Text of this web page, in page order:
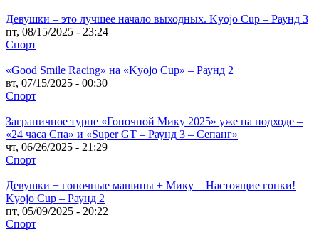
Девушки – это лучшее начало выходных. Kyojo Cup – Раунд 3
пт, 08/15/2025 - 23:24
Спорт
«Good Smile Racing» на «Kyojo Cup» – Раунд 2
вт, 07/15/2025 - 00:30
Спорт
Заграничное турне «Гоночной Мику 2025» уже на подходе –
«24 часа Спа» и «Super GT – Раунд 3 – Сепанг»
чт, 06/26/2025 - 21:29
Спорт
Девушки + гоночные машины + Мику = Настоящие гонки!
Kyojo Cup – Раунд 2
пт, 05/09/2025 - 20:22
Спорт